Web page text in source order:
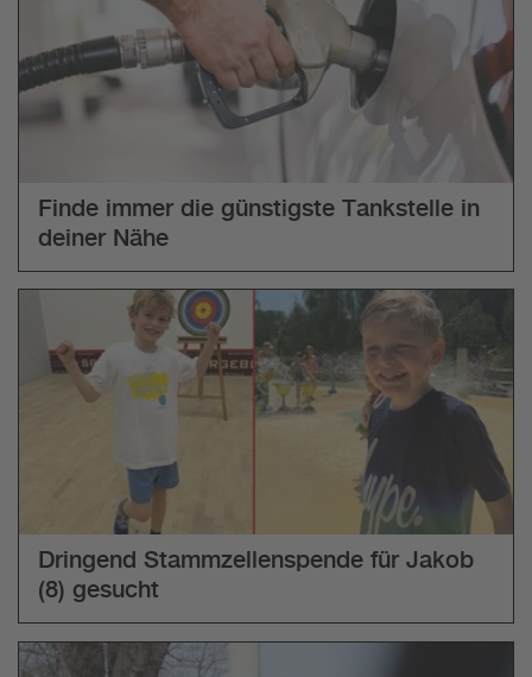
Finde immer die günstigste Tankstelle in
deiner Nähe
Dringend Stammzellenspende für Jakob
(8) gesucht